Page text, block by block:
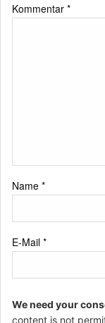
Kommentar *
Name *
E-Mail *
We need your
content is not